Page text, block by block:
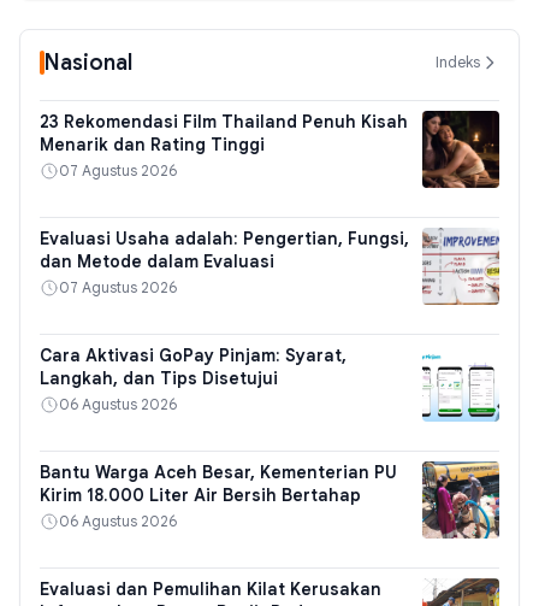
Nasional Indeks
23 Rekomendasi Film Thailand Penuh Kisah
Menarik dan Rating Tinggi
07 Agustus 2026
Evaluasi Usaha adalah: Pengertian, Fungsi,
dan Metode dalam Evaluasi
07 Agustus 2026
Cara Aktivasi GoPay Pinjam: Syarat,
Langkah, dan Tips Disetujui
06 Agustus 2026
Bantu Warga Aceh Besar, Kementerian PU
Kirim 18.000 Liter Air Bersih Bertahap
06 Agustus 2026
Evaluasi dan Pemulihan Kilat Kerusakan